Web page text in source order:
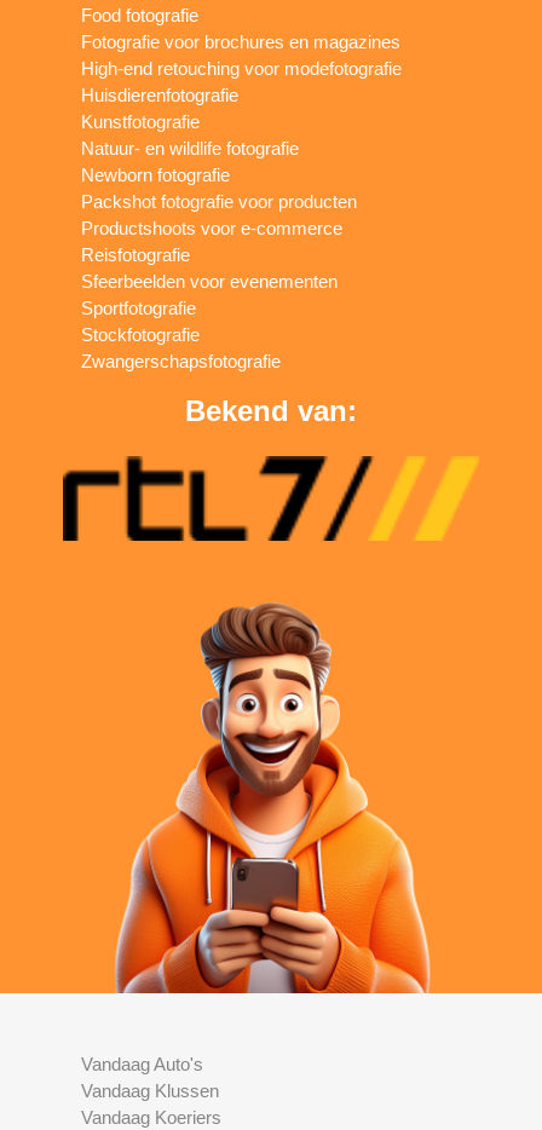
Food fotografie
Fotografie voor brochures en magazines
High-end retouching voor modefotografie
Huisdierenfotografie
Kunstfotografie
Natuur- en wildlife fotografie
Newborn fotografie
Packshot fotografie voor producten
Productshoots voor e-commerce
Reisfotografie
Sfeerbeelden voor evenementen
Sportfotografie
Stockfotografie
Zwangerschapsfotografie
Bekend van:
Vandaag Auto's
Vandaag Klussen
Vandaag Koeriers